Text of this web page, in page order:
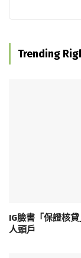
Trending
IG臉書「保證核
人頭戶